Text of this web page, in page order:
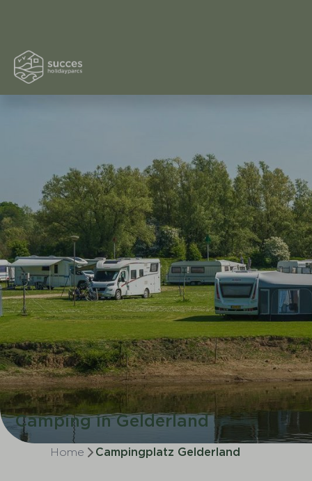
Camping in Gelderland
Home Campingplatz Gelderland